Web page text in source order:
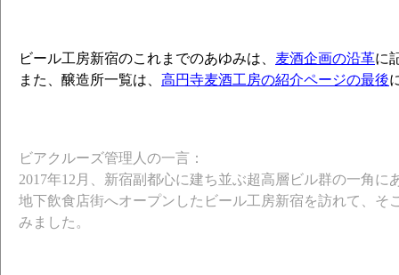
ビール工房新宿のこれまでのあゆみは、 麦酒企画の沿革に
また、醸造所一覧は、 高円寺麦酒工房の紹介ページの最後
ビアクルーズ管理人の一言：
2017年12月、新宿副都心に建ち並ぶ超高層ビル群の一角に
地下飲食店街へオープンしたビール工房新宿を訪れて、そ
みました。